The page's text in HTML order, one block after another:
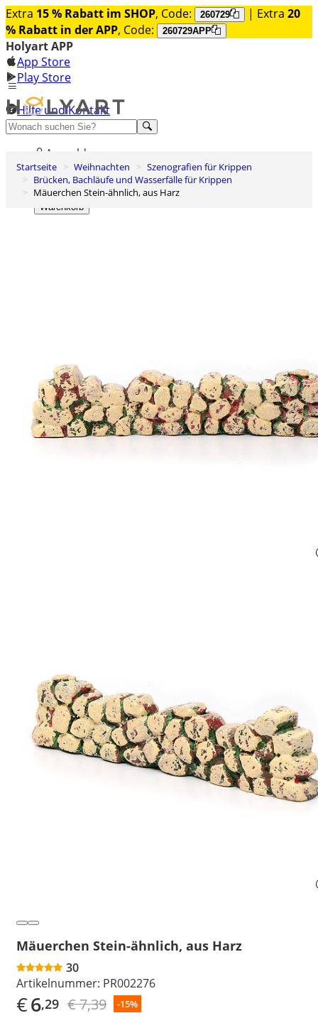
Extra 15 % Rabatt im SHOP, Code: 260729 | Extra 20
% Rabatt in der APP, Code: 260729APP
Holyart APP
App Store
Play Store
Hilfe und Kontakt
Entdecken Sie Premium
Anmelden
Wunschliste
0
Warenkorb
Startseite Weihnachten
Szenografien für Krippen
Brücken, Bachläufe und Wasserfälle für Krippen
Mäuerchen Stein-ähnlich, aus Harz
Mäuerchen Stein-ähnlich, aus Harz
30
Artikelnummer: PR002276
€6,29 € 7,39 -15%